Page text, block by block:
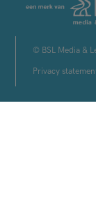
© BSL Media &
Privacy